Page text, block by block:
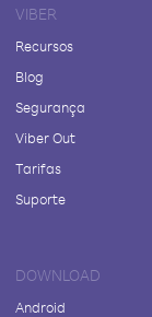
VIBER
Recursos
Blog
Segurança
Viber Out
Tarifas
Suporte
DOWNLOAD
Android